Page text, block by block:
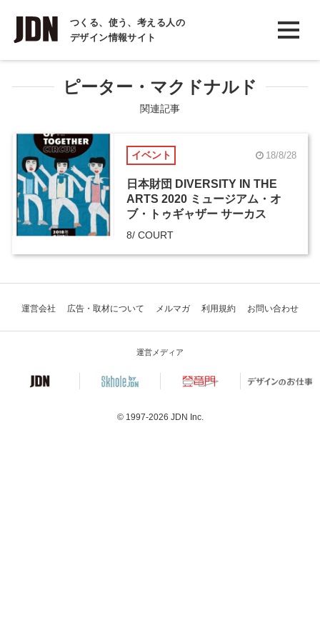
つくる、使う、考える人の
デザイン情報サイト
INTERVIEW
インタビュー
REPORT
COLUMN
コラム
ピーター・マクドナルド
関連記事
イベント 18/8/28
日本財団 DIVERSITY IN THE
ARTS 2020 ミュージアム・オ
ブ・トゥギャザー サーカス
8/ COURT
運営会社 広告・取材について メルマガ 利用規約 お問い合わせ
運営メディア
© 1997-2026 JDN Inc.